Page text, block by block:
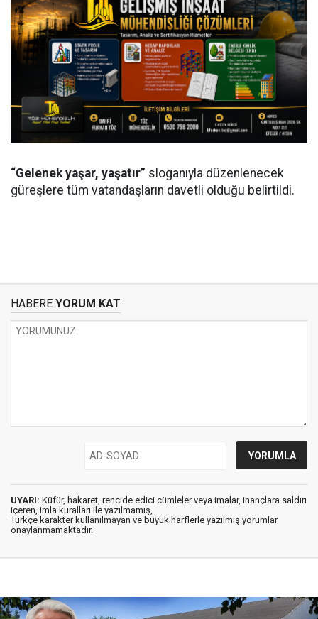
“Gelenek yaşar, yaşatır” sloganıyla düzenlenecek
güreşlere tüm vatandaşların davetli olduğu belirtildi.
HABERE YORUM KAT
UYARI: Küfür, hakaret, rencide edici cümleler veya imalar, inançlara saldırı
içeren, imla kuralları ile yazılmamış,
Türkçe karakter kullanılmayan ve büyük harflerle yazılmış yorumlar
onaylanmamaktadır.